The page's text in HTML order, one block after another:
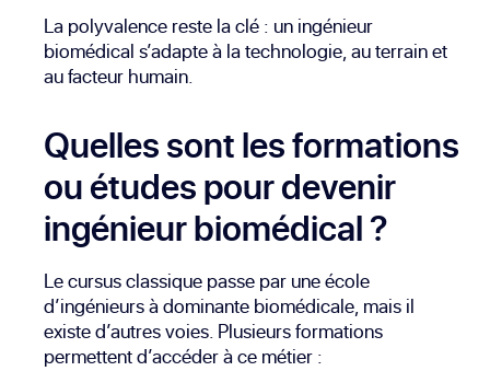
La polyvalence reste la clé : un ingénieur
biomédical s’adapte à la technologie, au terrain et
au facteur humain.
Quelles sont les formations
ou études pour devenir
ingénieur biomédical ?
Le cursus classique passe par une école
d’ingénieurs à dominante biomédicale, mais il
existe d’autres voies. Plusieurs formations
permettent d’accéder à ce métier :